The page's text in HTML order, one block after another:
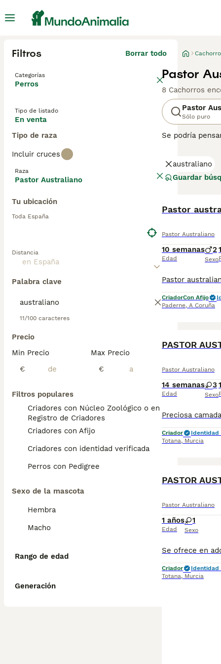
Filtros Borrar todo
Categorías
Perros
Tipo de listado
En venta
Tipo de raza
Incluir cruces
Raza
Pastor Australiano
Tu ubicación
Toda España
Distancia
Palabra clave
11/100 caracteres
Precio
Min Precio
€
Max Precio
€
Filtros populares
Criadores con Núcleo Zoológico o en el
Registro de Criadores
Criadores con Afijo
Criadores con identidad verificada
Perros con Pedigree
Sexo de la mascota
Hembra
Macho
Rango de edad
Generación
Pastor
8 Cachorros
Pastor
Sólo puro
Se podría
familiares más
australiano
Guardar
Pastor
Pastor Australiano
10 semanas
Edad
2
Sexo
CriadorCon Afijo
Paderne, A Coruña
PASTOR
Pastor Australiano
14 semanas
Edad
3
Sexo
Criador
Identidad
Totana, Murcia
PASTOR
Pastor Australiano
1 años
Edad
1
Sexo
Criador
Identidad
Totana, Murcia